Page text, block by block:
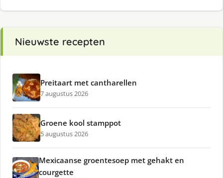
Nieuwste recepten
Preitaart met cantharellen
7 augustus 2026
Groene kool stamppot
5 augustus 2026
Mexicaanse groentesoep met gehakt en
courgette